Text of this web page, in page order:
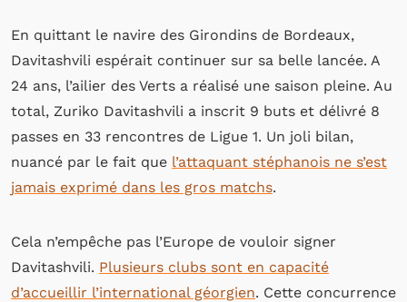
En quittant le navire des Girondins de Bordeaux,
Davitashvili espérait continuer sur sa belle lancée. A
24 ans, l’ailier des Verts a réalisé une saison pleine. Au
total, Zuriko Davitashvili a inscrit 9 buts et délivré 8
passes en 33 rencontres de Ligue 1. Un joli bilan,
nuancé par le fait que l’attaquant stéphanois ne s’est
jamais exprimé dans les gros matchs.
Cela n’empêche pas l’Europe de vouloir signer
Davitashvili. Plusieurs clubs sont en capacité
d’accueillir l’international géorgien. Cette concurrence